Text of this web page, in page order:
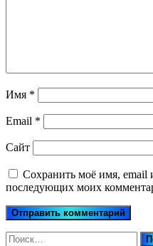
Имя *
Email *
Сайт
Сохранить моё имя, email
последующих моих
Найти: